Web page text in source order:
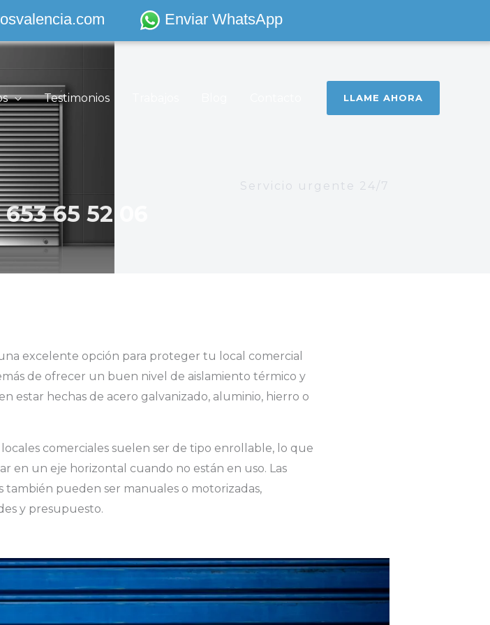
Enviar WhatsApp
Testimonios LLAME AHORA
Servicio urgente 24/7
653 65 52 06
excelente opción para proteger tu local comercial
de ofrecer un buen nivel de aislamiento térmico y
estar hechas de acero galvanizado, aluminio, hierro o
comerciales suelen ser de tipo enrollable, lo que
en un eje horizontal cuando no están en uso. Las
también pueden ser manuales o motorizadas,
y presupuesto.